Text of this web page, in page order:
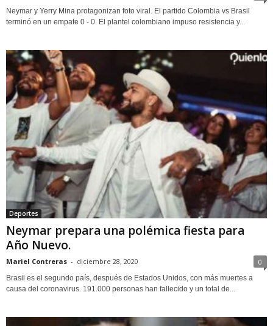
Neymar y Yerry Mina protagonizan foto viral. El partido Colombia vs Brasil
terminó en un empate 0 - 0. El plantel colombiano impuso resistencia y...
Deportes
Neymar prepara una polémica fiesta para
Año Nuevo.
Mariel Contreras - diciembre 28, 2020 0
Brasil es el segundo país, después de Estados Unidos, con más muertes a
causa del coronavirus. 191.000 personas han fallecido y un total de...